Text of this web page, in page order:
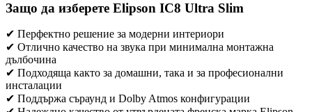
Защо да изберете Elipson IC8 Ultra Slim
✔ Перфектно решение за модерни интериори
✔ Отлично качество на звука при минимална монтажна
дълбочина
✔ Подходяща както за домашни, така и за професионални
инсталации
✔ Поддържа съраунд и Dolby Atmos конфигурации